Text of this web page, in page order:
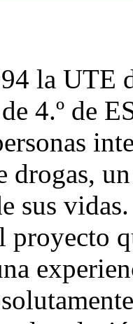
la UTE
4.º de
drogas,
sus